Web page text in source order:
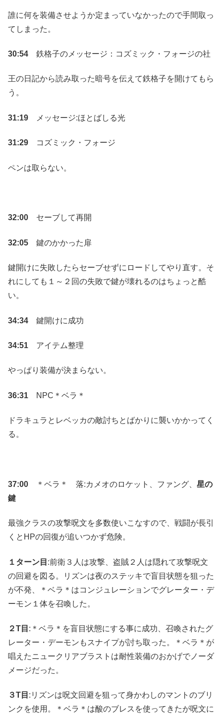
誰に何を装備させようか定まっていなかったので手間取っ
てしまった。
30:54 鉄格子のメッセージ：コズミック・フォージの社
王の日記から読み取った暗号を伝えて鉄格子を開けてもら
う。
31:19 メッセージ:ほとばしる光
31:29 コズミック・フォージ
ペンは取らない。
32:00 セーブして再開
32:05 鍵のかかった扉
鍵開けに失敗したらセーブせずにロードしてやり直す。そ
れにしても１～２回の失敗で鍵が壊れるのはちょっと酷
い。
34:34 鍵開けに成功
34:51 アイテム整理
やっぱり装備が決まらない。
36:31 NPC＊ベラ＊
ドラキュラとレベッカの敵討ちとばかりに襲いかかってく
る。
37:00 ＊ベラ＊ 落:カメオのロケット、ファング、 星の
鍵
最強クラスの攻撃呪文を多数使いこなすので、戦闘が長引
くとHPの回復が追いつかず危険。
１ターン目 :前衛３人は攻撃、盗賊２人は隠れて攻撃呪文
の回避を図る。リズンは夜のステッキで盲目状態を狙った
が不発、＊ベラ＊はコンジュレーションでグレーター・デ
ーモン１体を召喚した。
２T目 :＊ベラ＊を盲目状態にする事に成功、召喚されたグ
レーター・デーモンもスナイプが討ち取った。＊ベラ＊が
唱えたニュークリアブラストは耐性装備のおかげでノーダ
メージだった。
３T目 :リズンは呪文回避を狙って身かわしのマントのブリ
ンクを使用。＊ベラ＊は酸のブレスを使ってきたが呪文に